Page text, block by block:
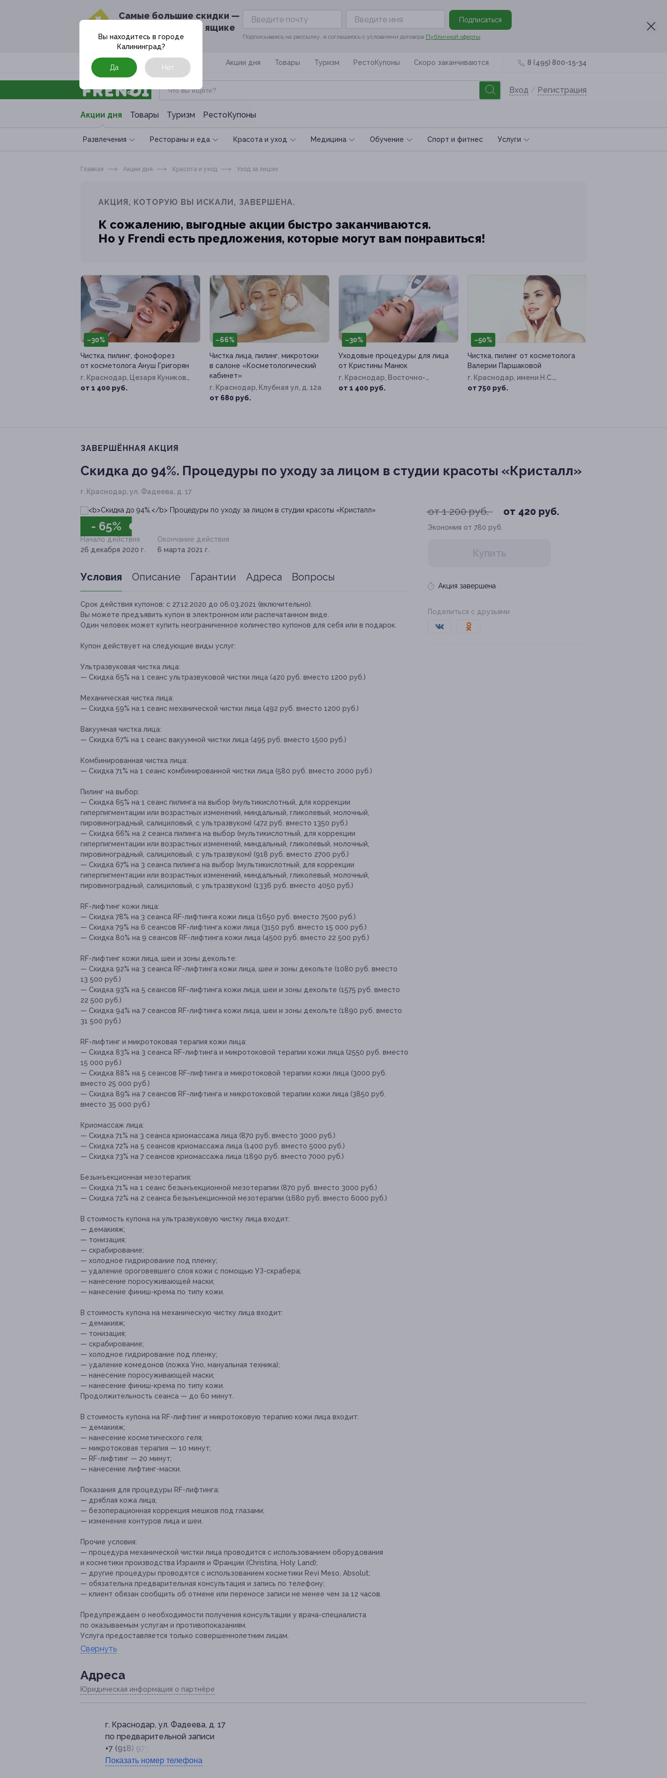
Cамые большие скидки —
в твоём почтовом ящике
Подписаться
Подписываясь на рассылку, я соглашаюсь с условиями договора Публичной оферты
Москва Акции дня Товары Туризм РестоКупоны Скоро заканчиваются 8 (495) 800-15-34
Вход / Регистрация
Акции дня Товары Туризм РестоКупоны
Развлечения Рестораны и еда Красота и уход Медицина Обучение Спoрт и фитнес Услуги
Вы находитесь в городе
Калининград?
Да Нет
Главная Акции дня Красота и уход Уход за лицом
АКЦИЯ, КОТОРУЮ ВЫ ИСКАЛИ, ЗАВЕРШЕНА.
К сожалению, выгодные акции быстро заканчиваются.
Но у Frendi есть предложения, которые могут вам понравиться!
–30%
Чистка, пилинг, фонофорез
от косметолога Ануш Григорян
г. Краснодар, Цезаря Куникова
ул, д. 24, к. 2
от 1 400 руб.
–66%
Чистка лица, пилинг, микротоки
в салоне «Косметологический
кабинет»
г. Краснодар, Клубная ул, д. 12а
от 680 руб.
–30%
Уходовые процедуры для лица
от Кристины Манюк
г. Краснодар, Восточно-
Кругликовская ул, д. 42/3, к. 1
от 1 400 руб.
–50%
Чистка, пилинг от косметолога
Валерии Паршаковой
г. Краснодар, имени Н.С.
Котлярова ул, д. 8
от 750 руб.
ЗАВЕРШЁННАЯ АКЦИЯ
Скидка до 94%. Процедуры по уходу за лицом в студии красоты «Кристалл»
г. Краснодар, ул. Фадеева, д. 17
- 65%
от 1 200 руб. от 420 руб.
Экономия от 780 руб.
Купить
Акция завершена
Поделиться с друзьями
Начало действия
26 декабря 2020 г.
Окончание действия
6 марта 2021 г.
Условия Описание Гарантии Адреса Вопросы
Срок действия купонов: с 27.12.2020 до 06.03.2021 (включительно).
Вы можете предъявить купон в электронном или распечатанном виде.
Один человек может купить неограниченное количество купонов для себя или в подарок.
Купон действует на следующие виды услуг:
Ультразвуковая чистка лица:
— Скидка 65% на 1 сеанс ультразвуковой чистки лица (420 руб. вместо 1200 руб.)
Механическая чистка лица:
— Скидка 59% на 1 сеанс механической чистки лица (492 руб. вместо 1200 руб.)
Вакуумная чистка лица:
— Скидка 67% на 1 сеанс вакуумной чистки лица (495 руб. вместо 1500 руб.)
Комбинированная чистка лица:
— Скидка 71% на 1 сеанс комбинированной чистки лица (580 руб. вместо 2000 руб.)
Пилинг на выбор:
— Скидка 65% на 1 сеанс пилинга на выбор (мультикислотный, для коррекции
гиперпигментации или возрастных изменений, миндальный, гликолевый, молочный,
пировиноградный, салициловый, с ультразвуком) (472 руб. вместо 1350 руб.)
— Скидка 66% на 2 сеанса пилинга на выбор (мультикислотный, для коррекции
гиперпигментации или возрастных изменений, миндальный, гликолевый, молочный,
пировиноградный, салициловый, с ультразвуком) (918 руб. вместо 2700 руб.)
— Скидка 67% на 3 сеанса пилинга на выбор (мультикислотный, для коррекции
гиперпигментации или возрастных изменений, миндальный, гликолевый, молочный,
пировиноградный, салициловый, с ультразвуком) (1336 руб. вместо 4050 руб.)
RF-лифтинг кожи лица:
— Скидка 78% на 3 сеанса RF-лифтинга кожи лица (1650 руб. вместо 7500 руб.)
— Скидка 79% на 6 сеансов RF-лифтинга кожи лица (3150 руб. вместо 15 000 руб.)
— Скидка 80% на 9 сеансов RF-лифтинга кожи лица (4500 руб. вместо 22 500 руб.)
RF-лифтинг кожи лица, шеи и зоны декольте:
— Скидка 92% на 3 сеанса RF-лифтинга кожи лица, шеи и зоны декольте (1080 руб. вместо
13 500 руб.)
— Скидка 93% на 5 сеансов RF-лифтинга кожи лица, шеи и зоны декольте (1575 руб. вместо
22 500 руб.)
— Скидка 94% на 7 сеансов RF-лифтинга кожи лица, шеи и зоны декольте (1890 руб. вместо
31 500 руб.)
RF-лифтинг и микротоковая терапия кожи лица:
— Скидка 83% на 3 сеанса RF-лифтинга и микротоковой терапии кожи лица (2550 руб. вместо
15 000 руб.)
— Скидка 88% на 5 сеансов RF-лифтинга и микротоковой терапии кожи лица (3000 руб.
вместо 25 000 руб.)
— Скидка 89% на 7 сеансов RF-лифтинга и микротоковой терапии кожи лица (3850 руб.
вместо 35 000 руб.)
Криомассаж лица:
— Скидка 71% на 3 сеанса криомассажа лица (870 руб. вместо 3000 руб.)
— Скидка 72% на 5 сеансов криомассажа лица (1400 руб. вместо 5000 руб.)
— Скидка 73% на 7 сеансов криомассажа лица (1890 руб. вместо 7000 руб.)
Безынъекционная мезотерапия:
— Скидка 71% на 1 сеанс безынъекционной мезотерапии (870 руб. вместо 3000 руб.)
— Скидка 72% на 2 сеанса безынъекционной мезотерапии (1680 руб. вместо 6000 руб.)
В стоимость купона на ультразвуковую чистку лица входит:
— демакияж;
— тонизация;
— скрабирование;
— холодное гидрирование под пленку;
— удаление ороговевшего слоя кожи с помощью УЗ-скрабера;
— нанесение поросуживающей маски;
— нанесение финиш-крема по типу кожи.
В стоимость купона на механическую чистку лица входит:
— демакияж;
— тонизация;
— скрабирование;
— холодное гидрирование под пленку;
— удаление комедонов (ложка Уно, мануальная техника);
— нанесение поросуживающей маски;
— нанесение финиш-крема по типу кожи.
Продолжительность сеанса — до 60 минут.
В стоимость купона на RF-лифтинг и микротоковую терапию кожи лица входит:
— демакияж;
— нанесение косметического геля;
— микротоковая терапия — 10 минут;
— RF-лифтинг — 20 минут;
— нанесение лифтинг-маски.
Показания для процедуры RF-лифтинга:
— дряблая кожа лица;
— безоперационная коррекция мешков под глазами;
— изменение контуров лица и шеи.
Прочие условия:
— процедура механической чистки лица проводится с использованием оборудования
и косметики производства Израиля и Франции (Christina, Holy Land);
— другие процедуры проводятся с использованием косметики Revi Meso, Absolut;
— обязательна предварительная консультация и запись по телефону;
— клиент обязан сообщить об отмене или переносе записи не менее чем за 12 часов.
Предупреждаем о необходимости получения консультации у врача-специалиста
по оказываемым услугам и противопоказаниям.
Услуга предоставляется только совершеннолетним лицам.
Свернуть
Адресa
Юридическая информация о партнёре
г. Краснодар, ул. Фадеева, д. 17
по предварительной записи
+7 (918) 975-13-66
Показать номер телефона